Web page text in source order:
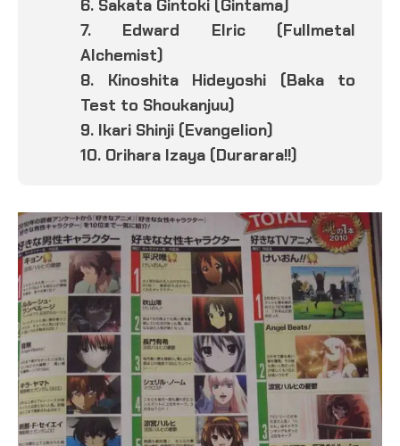
6. Sakata Gintoki (Gintama)
7. Edward Elric (Fullmetal
Alchemist)
8. Kinoshita Hideyoshi (Baka to
Test to Shoukanjuu)
9. Ikari Shinji (Evangelion)
10. Orihara Izaya (Durarara!!)